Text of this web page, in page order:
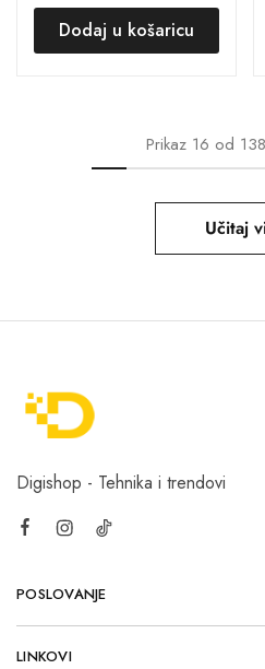
Dodaj u košaricu
Prikaz16 od 138
Učitaj
Digishop - Tehnika i trendovi
POSLOVANJE
LINKOVI